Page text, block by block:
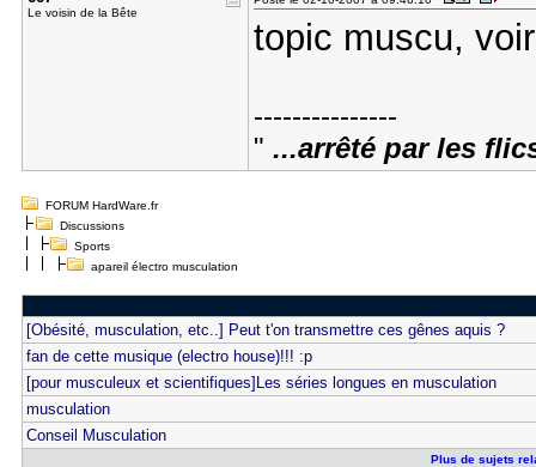
Le voisin de la Bête
topic muscu,
---------------
" ...arrêté par les
FORUM HardWare.fr
Discussions
Sports
apareil électro musculation
[Obésité, musculation, etc..] Peut t'on transmettre ces gênes aquis ?
fan de cette musique (electro house)!!! :p
[pour musculeux et scientifiques]Les séries longues en musculation
musculation
Conseil Musculation
Plus de sujets